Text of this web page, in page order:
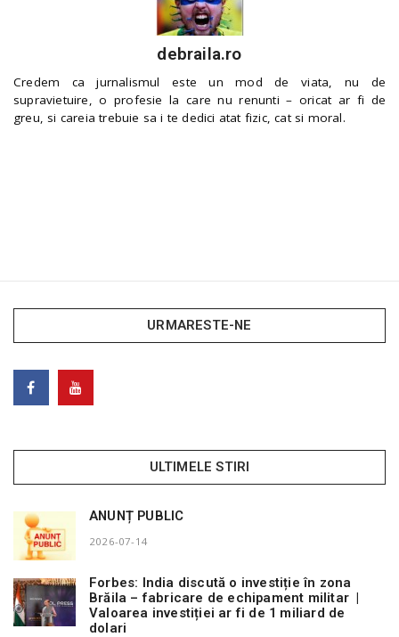
debraila.ro
Credem ca jurnalismul este un mod de viata, nu de
supravietuire, o profesie la care nu renunti – oricat ar fi de
greu, si careia trebuie sa i te dedici atat fizic, cat si moral.
URMARESTE-NE
ULTIMELE STIRI
ANUNȚ PUBLIC
2026-07-14
Forbes: India discută o investiție în zona
Brăila – fabricare de echipament militar |
Valoarea investiției ar fi de 1 miliard de
dolari